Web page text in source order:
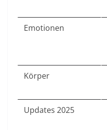
Emotionen
Körper
Updates 2025